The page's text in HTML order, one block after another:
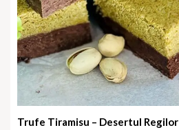
Trufe Tiramisu – Desertul Regilor